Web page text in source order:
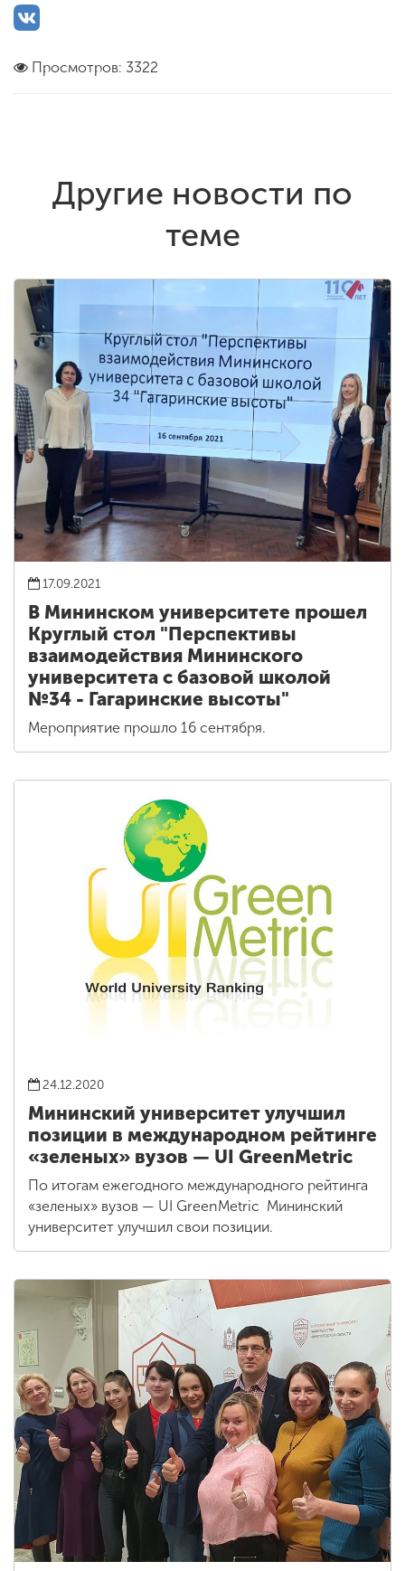
Просмотров: 3322
Другие новости по
теме
17.09.2021
В Мининском университете прошел
Круглый стол "Перспективы
взаимодействия Мининского
университета с базовой школой
№34 - Гагаринские высоты"
Мероприятие прошло 16 сентября.
24.12.2020
Мининский университет улучшил
позиции в международном рейтинге
«зеленых» вузов — UI GreenMetric
По итогам ежегодного международного рейтинга
«зеленых» вузов — UI GreenMetric Мининский
университет улучшил свои позиции.